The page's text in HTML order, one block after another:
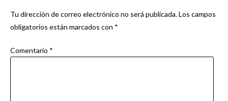
Tu dirección de correo electrónico no será publicada.Los campos
obligatorios están marcados con *
Comentario *